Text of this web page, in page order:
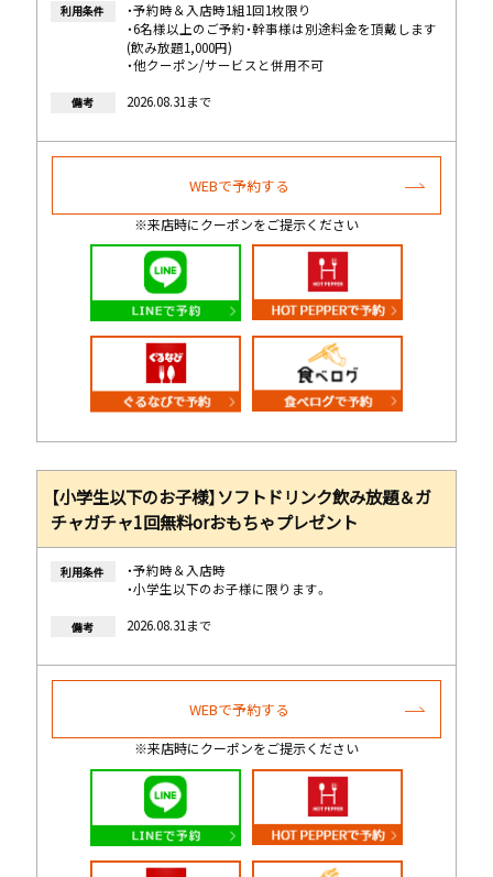
利用条件
・予約時＆入店時1組1回1枚限り
・6名様以上のご予約・幹事様は別途料金を頂戴します
(飲み放題1,000円)
・他クーポン/サービスと併用不可
備考 2026.08.31まで
WEBで予約する
※来店時にクーポンをご提示ください
【小学生以下のお子様】ソフトドリンク飲み放題＆ガ
チャガチャ1回無料orおもちゃプレゼント
利用条件
・予約時＆入店時
・小学生以下のお子様に限ります。
備考 2026.08.31まで
WEBで予約する
※来店時にクーポンをご提示ください